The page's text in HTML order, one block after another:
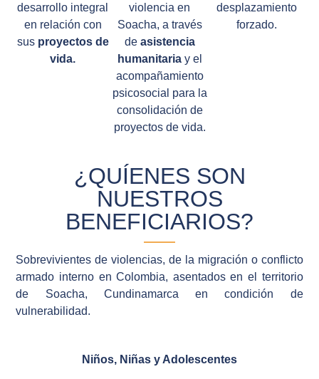
desarrollo integral
en relación con
sus proyectos de
vida.
violencia en
Soacha, a través
de asistencia
humanitariay el
acompañamiento
psicosocial para la
consolidación de
proyectos de vida.
desplazamiento
forzado.
¿QUÍENES SON
NUESTROS
BENEFICIARIOS?
Sobrevivientes de violencias, de la migración o conflicto
armado interno en Colombia, asentados en el territorio
de Soacha, Cundinamarca en condición de
vulnerabilidad.
Niños, Niñas y Adolescentes